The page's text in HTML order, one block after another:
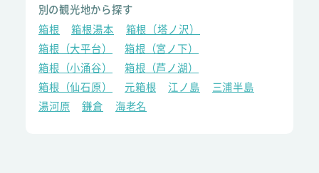
別の観光地から探す
箱根
箱根湯本
箱根（塔ノ沢）
箱根（大平台）
箱根（宮ノ下）
箱根（小涌谷）
箱根（芦ノ湖）
箱根（仙石原）
元箱根 江ノ島
三浦半島
湯河原
鎌倉 海老名